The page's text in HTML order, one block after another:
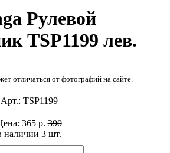
Рулевой
TSP1199 лев.
отличаться от фотографий на сайте.
Арт.: TSP1199
наличии 3 шт.
365 р.390